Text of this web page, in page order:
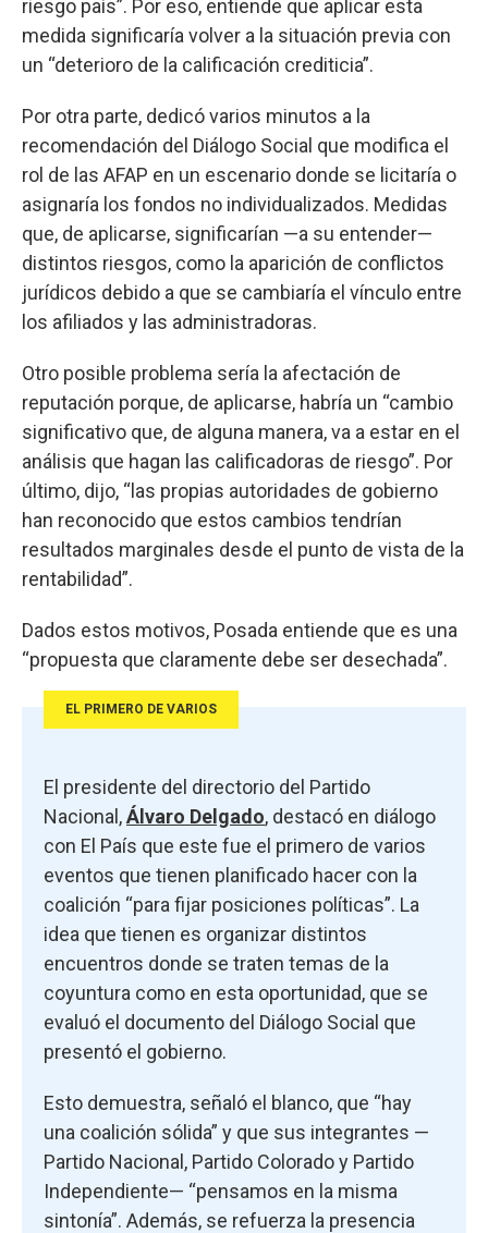
riesgo país”. Por eso, entiende que aplicar esta
medida significaría volver a la situación previa con
un “deterioro de la calificación crediticia”.
Por otra parte, dedicó varios minutos a la
recomendación del Diálogo Social que modifica el
rol de las AFAP en un escenario donde se licitaría o
asignaría los fondos no individualizados. Medidas
que, de aplicarse, significarían —a su entender—
distintos riesgos, como la aparición de conflictos
jurídicos debido a que se cambiaría el vínculo entre
los afiliados y las administradoras.
Otro posible problema sería la afectación de
reputación porque, de aplicarse, habría un “cambio
significativo que, de alguna manera, va a estar en el
análisis que hagan las calificadoras de riesgo”. Por
último, dijo, “las propias autoridades de gobierno
han reconocido que estos cambios tendrían
resultados marginales desde el punto de vista de la
rentabilidad”.
Dados estos motivos, Posada entiende que es una
“propuesta que claramente debe ser desechada”.
EL PRIMERO DE VARIOS
El presidente del directorio del Partido
Nacional,Álvaro Delgado, destacó en diálogo
con El País que este fue el primero de varios
eventos que tienen planificado hacer con la
coalición “para fijar posiciones políticas”. La
idea que tienen es organizar distintos
encuentros donde se traten temas de la
coyuntura como en esta oportunidad, que se
evaluó el documento del Diálogo Social que
presentó el gobierno.
Esto demuestra, señaló el blanco, que “hay
una coalición sólida” y que sus integrantes —
Partido Nacional, Partido Colorado y Partido
Independiente— “pensamos en la misma
sintonía”. Además, se refuerza la presencia